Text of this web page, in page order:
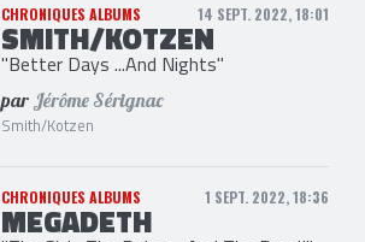
CHRONIQUES ALBUMS 14 SEPT. 2022, 18:01
SMITH/KOTZEN
"Better Days ...And Nights"
par Jérôme Sérignac
Smith/Kotzen
CHRONIQUES ALBUMS 1 SEPT. 2022, 18:36
MEGADETH